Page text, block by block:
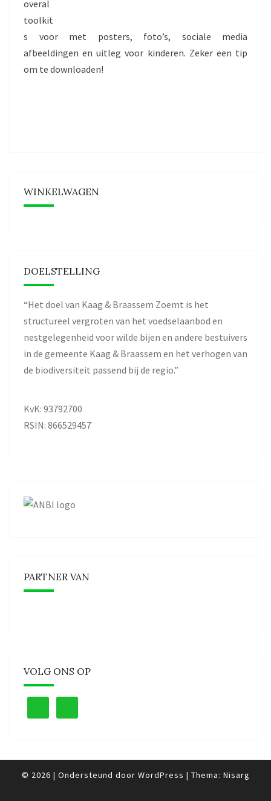
overal
toolkit
s voor met posters, foto’s, sociale media
afbeeldingen en uitleg voor kinderen. Zeker een tip
om te downloaden!
WINKELWAGEN
DOELSTELLING
“Het doel van Kaag & Braassem Zoemt is het
structureel vergroten van het voedselaanbod en
nestgelegenheid voor wilde bijen en andere bestuivers
in de gemeente Kaag & Braassem en het verhogen van
de biodiversiteit passend bij de regio.”
KvK: 93792700
RSIN: 866529457
PARTNER VAN
VOLG ONS OP
© 2026 | Ondersteund door WordPress | Thema: Nisarg